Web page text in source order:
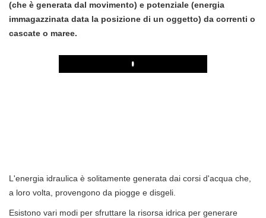
(che è generata dal movimento) e potenziale (energia
immagazzinata data la posizione di un oggetto) da correnti o
cascate o maree.
Play
L'energia idraulica è solitamente generata dai corsi d'acqua che,
a loro volta, provengono da piogge e disgeli.
Esistono vari modi per sfruttare la risorsa idrica per generare